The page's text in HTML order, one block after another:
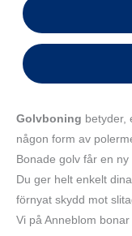
Golvboning betyder,
någon form av
Bonade golv får en
Du ger helt enkelt
förnyat skydd mot
Vi på Anneblom